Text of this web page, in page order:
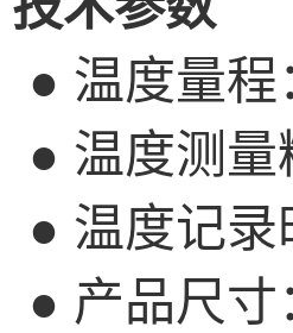
● 温度量程
● 温度测量
● 温度记录
● 产品尺寸